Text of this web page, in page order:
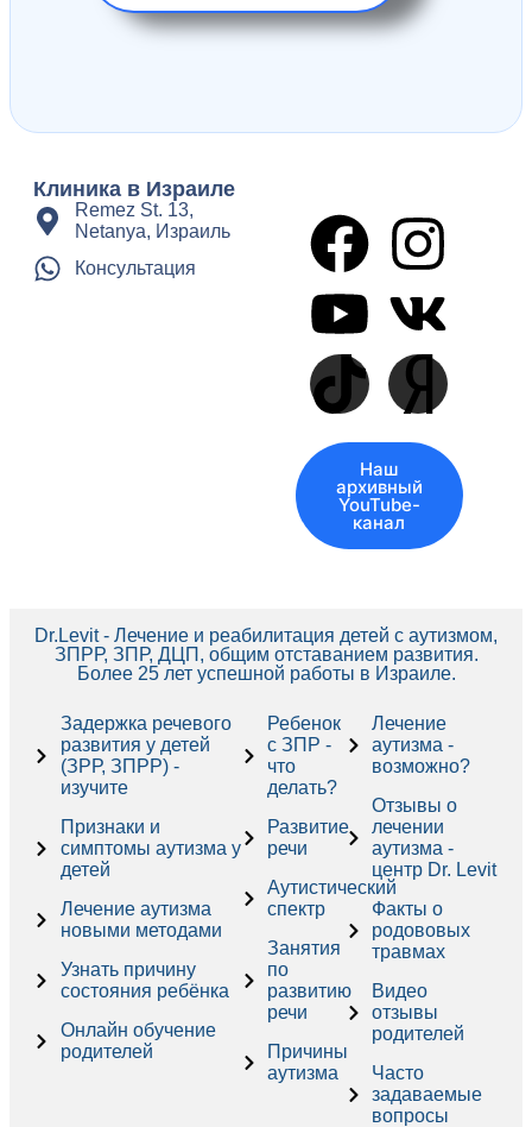
Клиника в Израиле
Remez St. 13,
Netanya, Израиль
Консультация
Наш
архивный
YouTube-
канал
Dr.Levit - Лечение и реабилитация детей с аутизмом,
ЗПРР, ЗПР, ДЦП, общим отставанием развития.
Более 25 лет успешной работы в Израиле.
Задержка речевого
развития у детей
(ЗРР, ЗПРР) -
изучите
Признаки и
симптомы аутизма у
детей
Лечение аутизма
новыми методами
Узнать причину
состояния ребёнка
Онлайн обучение
родителей
Ребенок
с ЗПР -
что
делать?
Развитие
речи
Аутистический
спектр
Занятия
по
развитию
речи
Причины
аутизма
Лечение
аутизма -
возможно?
Отзывы о
лечении
аутизма -
центр Dr. Levit
Факты о
родововых
травмах
Видео
отзывы
родителей
Часто
задаваемые
вопросы